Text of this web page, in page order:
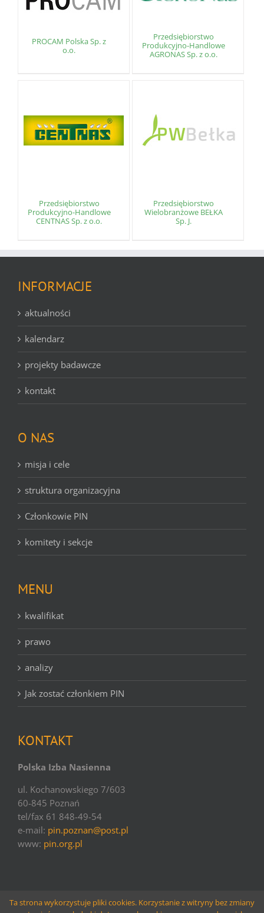
PROCAM Polska Sp. z
o.o.
Przedsiębiorstwo
Produkcyjno-Handlowe
AGRONAS Sp. z o.o.
Przedsiębiorstwo
Produkcyjno-Handlowe
CENTNAS Sp. z o.o.
Przedsiębiorstwo
Wielobranżowe BEŁKA
Sp. J.
INFORMACJE
aktualności
kalendarz
projekty badawcze
kontakt
O NAS
misja i cele
struktura organizacyjna
Członkowie PIN
komitety i sekcje
MENU
kwalifikat
prawo
analizy
Jak zostać członkiem PIN
KONTAKT
Polska Izba Nasienna
ul. Kochanowskiego 7/603
60-845 Poznań
tel/fax 61 848-49-54
e-mail: pin.poznan@post.pl
www: pin.org.pl
Ta strona wykorzystuje pliki cookies. Korzystanie z witryny bez zmiany